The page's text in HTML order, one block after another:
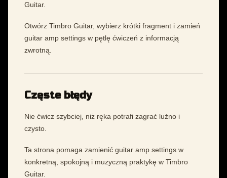
Guitar.
Otwórz Timbro Guitar, wybierz krótki fragment i zamień
guitar amp settings w pętlę ćwiczeń z informacją
zwrotną.
Częste błędy
Nie ćwicz szybciej, niż ręka potrafi zagrać luźno i
czysto.
Ta strona pomaga zamienić guitar amp settings w
konkretną, spokojną i muzyczną praktykę w Timbro
Guitar.